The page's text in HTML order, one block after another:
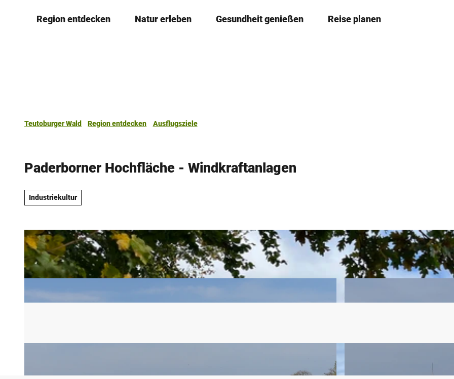
Region entdecken Natur erleben Gesundheit genießen Reise planen
Teutoburger Wald Region entdecken
Ausflugsziele
Paderborner Hochfläche - Windkraftanlagen
Industriekultur